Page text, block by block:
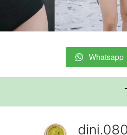
` Whatsapp